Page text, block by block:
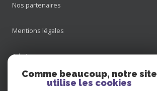
Nos partenaires
Mentions légales
Admin
Nos honoraires
Comme beaucoup, notre site
utilise les cookies